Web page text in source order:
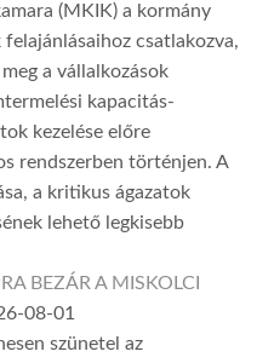
(MKIK) a kormány
csatlakozva,
a vállalkozások
kapacitás-
kezelése előre
rendszerben történjen. A
a kritikus ágazatok
lehető legkisebb
BEZÁR A MISKOLCI
08-01
szünetel az